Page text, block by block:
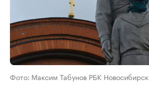
Фото: Максим Табунов РБК Новосибирск